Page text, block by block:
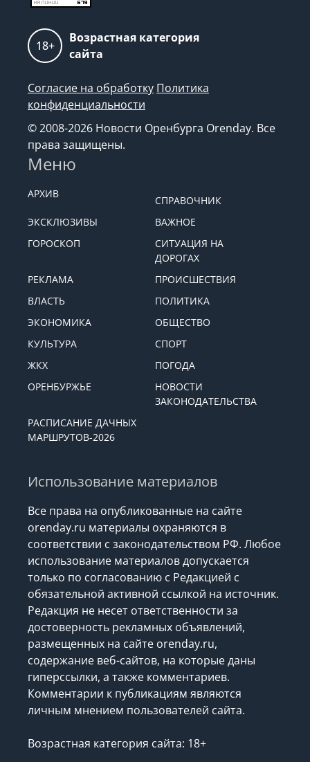
18+
Возрастная категория
сайта
Согласие на обработку Политика
конфиденциальности
© 2008-2026 Новости Оренбурга Orenday. Все
права защищены.
Меню
АРХИВ
СПРАВОЧНИК
ЭКСКЛЮЗИВЫ
ВАЖНОЕ
ГОРОСКОП
СИТУАЦИЯ НА
ДОРОГАХ
РЕКЛАМА
ПРОИСШЕСТВИЯ
ВЛАСТЬ
ПОЛИТИКА
ЭКОНОМИКА
ОБЩЕСТВО
КУЛЬТУРА
СПОРТ
ЖКХ
ПОГОДА
ОРЕНБУРЖЬЕ
НОВОСТИ
ЗАКОНОДАТЕЛЬСТВА
РАСПИСАНИЕ ДАЧНЫХ
МАРШРУТОВ-2026
Использование материалов
Все права на опубликованные на сайте
orenday.ru материалы охраняются в
соответствии с законодательством РФ. Любое
использование материалов допускается
только по согласованию с Редакцией с
обязательной активной ссылкой на источник.
Редакция не несет ответственности за
достоверность рекламных объявлений,
размещенных на сайте orenday.ru,
содержание веб-сайтов, на которые даны
гиперссылки, а также комментариев.
Комментарии к публикациям являются
личным мнением пользователей сайта.
Возрастная категория сайта: 18+